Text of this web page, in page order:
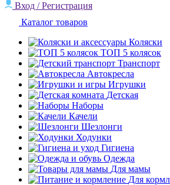
Вход / Регистрация
Каталог товаров
Коляски
ТОП 5 колясок
Транспорт
Автокресла
Игрушки
Детская
Наборы
Качели
Шезлонги
Ходунки
Гигиена
Одежда
Для мамы
Для